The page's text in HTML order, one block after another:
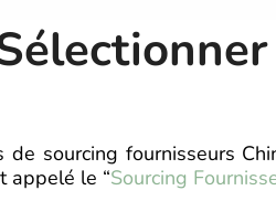
de sourcing fournisseurs
appelé le “Sourcing